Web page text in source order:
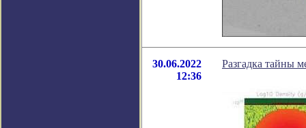
30.06.2022
12:36
Разгадка тайны